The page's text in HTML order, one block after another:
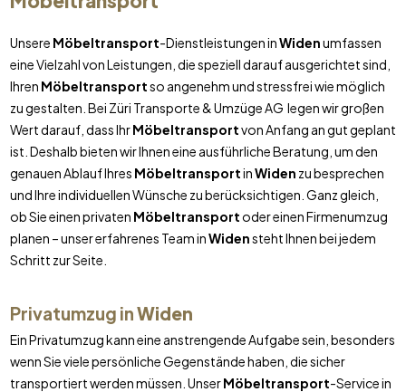
Unsere Möbeltransport-Dienstleistungen inWidenumfassen
eine Vielzahl von Leistungen, die speziell darauf ausgerichtet sind,
Ihren Möbeltransportso angenehm und stressfrei wie möglich
zu gestalten. Bei Züri Transporte & Umzüge AG legen wir großen
Wert darauf, dass IhrMöbeltransportvon Anfang an gut geplant
ist. Deshalb bieten wir Ihnen eine ausführliche Beratung, um den
genauen Ablauf Ihres MöbeltransportinWiden zu besprechen
und Ihre individuellen Wünsche zu berücksichtigen. Ganz gleich,
ob Sie einen privaten Möbeltransportoder einen Firmenumzug
planen – unser erfahrenes Team inWidensteht Ihnen bei jedem
Schritt zur Seite.
Privatumzug inWiden
Ein Privatumzug kann eine anstrengende Aufgabe sein, besonders
wenn Sie viele persönliche Gegenstände haben, die sicher
transportiert werden müssen. UnserMöbeltransport-Service in